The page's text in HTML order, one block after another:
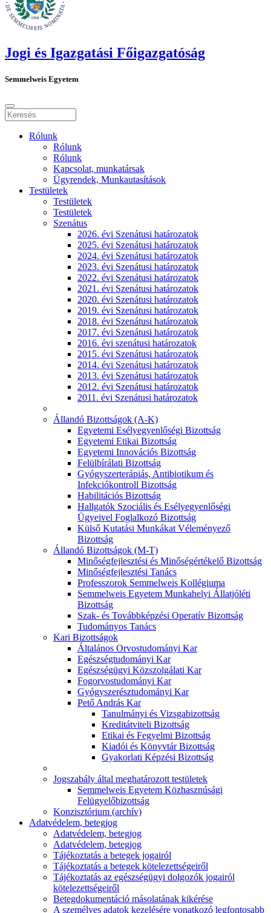
Jogi és Igazgatási Főigazgatóság
Semmelweis Egyetem
Rólunk
Rólunk
Rólunk
Kapcsolat, munkatársak
Ügyrendek, Munkautasítások
Testületek
Testületek
Testületek
Szenátus
2026. évi Szenátusi határozatok
2025. évi Szenátusi határozatok
2024. évi Szenátusi határozatok
2023. évi Szenátusi határozatok
2022. évi Szenátusi határozatok
2021. évi Szenátusi határozatok
2020. évi Szenátusi határozatok
2019. évi Szenátusi határozatok
2018. évi Szenátusi határozatok
2017. évi Szenátusi határozatok
2016. évi szenátusi határozatok
2015. évi Szenátusi határozatok
2014. évi Szenátusi határozatok
2013. évi Szenátusi határozatok
2012. évi Szenátusi határozatok
2011. évi Szenátusi határozatok
Állandó Bizottságok (A-K)
Egyetemi Esélyegyenlőségi Bizottság
Egyetemi Etikai Bizottság
Egyetemi Innovációs Bizottság
Felülbírálati Bizottság
Gyógyszerterápiás, Antibiotikum és
Infekciókontroll Bizottság
Habilitációs Bizottság
Hallgatók Szociális és Esélyegyenlőségi
Ügyeivel Foglalkozó Bizottság
Külső Kutatási Munkákat Véleményező
Bizottság
Állandó Bizottságok (M-T)
Minőségfejlesztési és Minőségértékelő Bizottság
Minőségfejlesztési Tanács
Professzorok Semmelweis Kollégiuma
Semmelweis Egyetem Munkahelyi Állatjóléti
Bizottság
Szak- és Továbbképzési Operatív Bizottság
Tudományos Tanács
Kari Bizottságok
Általános Orvostudományi Kar
Egészségtudományi Kar
Egészségügyi Közszolgálati Kar
Fogorvostudományi Kar
Gyógyszerésztudományi Kar
Pető András Kar
Tanulmányi és Vizsgabizottság
Kreditátviteli Bizottság
Etikai és Fegyelmi Bizottság
Kiadói és Könyvtár Bizottság
Gyakorlati Képzési Bizottság
Jogszabály által meghatározott testületek
Semmelweis Egyetem Közhasznúsági
Felügyelőbizottság
Konzisztórium (archív)
Adatvédelem, betegjog
Adatvédelem, betegjog
Adatvédelem, betegjog
Tájékoztatás a betegek jogairól
Tájékoztatás a betegek kötelezettségeiről
Tájékoztatás az egészségügyi dolgozók jogairól
kötelezettségeiről
Betegdokumentáció másolatának kikérése
A személyes adatok kezelésére vonatkozó legfontosabb